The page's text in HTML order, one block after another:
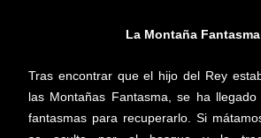
La Montaña
Tras encontrar que el hijo del Rey
las Montañas Fantasma, se ha
fantasmas para recuperarlo. Si